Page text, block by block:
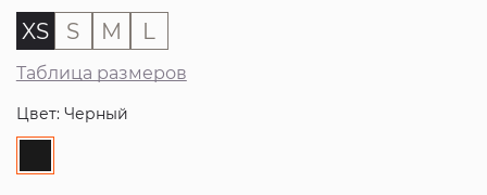
XS S M L
Таблица размеров
Цвет: Черный